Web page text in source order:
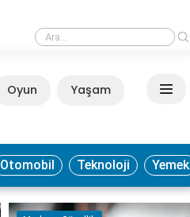
Sülfit hangi besinlerde bulunur?
Oyun Yaşam
Otomobil Teknoloji Yemek